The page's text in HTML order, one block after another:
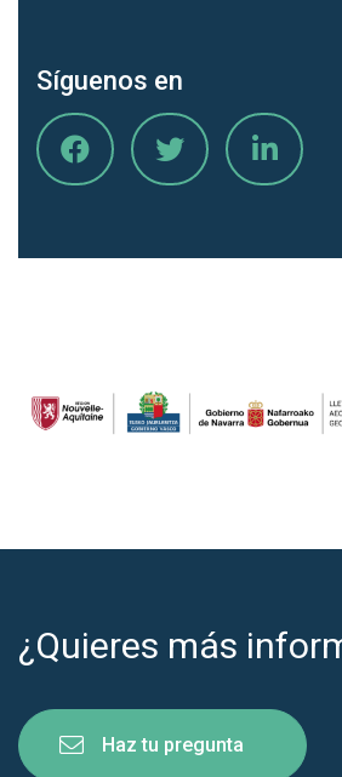
Síguenos en
¿Quieres más
Haz tu pregunta